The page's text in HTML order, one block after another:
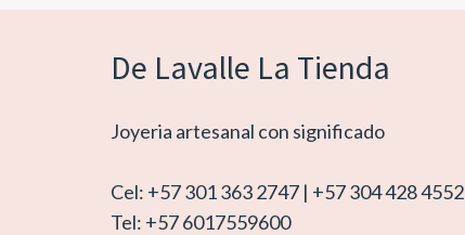
De Lavalle La Tienda
Joyeria artesanal con significado
Cel: +57 301 363 2747 | +57 304 428 4552
Tel: +57 6017559600